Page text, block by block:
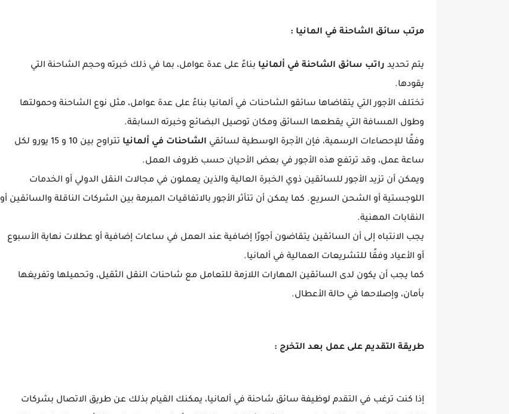
مرتب سائق الشاحنة في المانيا :
يتم تحديد راتب سائق الشاحنة في ألمانيا بناءً على عدة عوامل، بما في ذلك خبرته وحجم الشاحنة التي
يقودها.
تختلف الأجور التي يتقاضاها سائقو الشاحنات في ألمانيا بناءً على عدة عوامل، مثل نوع الشاحنة وحمولتها
وطول المسافة التي يقطعها السائق ومكان توصيل البضائع وخبرته السابقة.
وفقًا للإحصاءات الرسمية، فإن الأجرة الوسطية لسائقي الشاحنات في ألمانيا
تتراوح بين 10 و 15 يورو لكل
ساعة عمل، وقد ترتفع هذه الأجور في بعض الأحيان حسب ظروف العمل.
ويمكن أن تزيد الأجور للسائقين ذوي الخبرة العالية والذين يعملون في مجالات النقل الدولي أو الخدمات
اللوجستية أو الشحن السريع. كما يمكن أن تتأثر الأجور بالاتفاقيات المبرمة بين الشركات الناقلة والسائقين أو
النقابات المهنية.
يجب الانتباه إلى أن السائقين يتقاضون أجورًا إضافية عند العمل في ساعات إضافية أو عطلات نهاية الأسبوع
أو الأعياد وفقًا للتشريعات العمالية في ألمانيا.
كما يجب أن يكون لدى السائقين المهارات اللازمة للتعامل مع شاحنات النقل الثقيل، وتحميلها وتفريغها
بأمان، وإصلاحها في حالة الأعطال.
طريقة التقديم على عمل بعد التخرج :
إذا كنت ترغب في التقدم لوظيفة سائق شاحنة في ألمانيا، يمكنك القيام بذلك عن طريق الاتصال بشركات